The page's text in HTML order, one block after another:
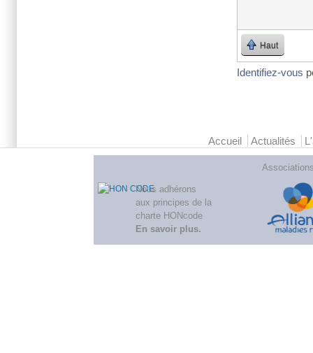
Haut
Identifiez-vous
Accueil Actualités
Nous adhérons
aux principes de la
charte HONcode
En savoir plus.